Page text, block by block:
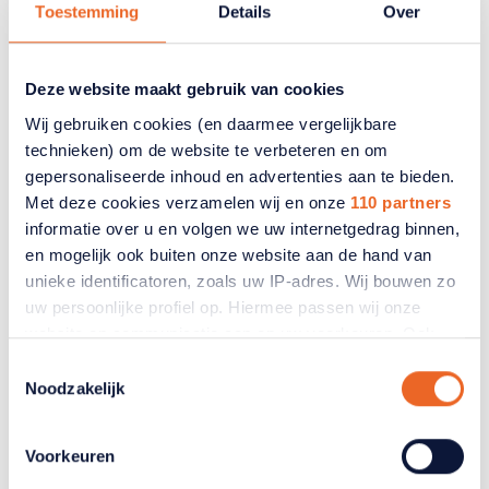
Toestemming Details Over
Deze website maakt gebruik van cookies
Wij gebruiken cookies (en daarmee vergelijkbare
technieken) om de website te verbeteren en om
gepersonaliseerde inhoud en advertenties aan te bieden.
Met deze cookies verzamelen wij en onze 110 partners
informatie over u en volgen we uw internetgedrag binnen,
en mogelijk ook buiten onze website aan de hand van
unieke identificatoren, zoals uw IP-adres. Wij bouwen zo
uw persoonlijke profiel op. Hiermee passen wij onze
website en communicatie aan op uw voorkeuren. Ook
van uw recente internetgedrag. Ook delen we mogelijk
partners voor social media, adverteren en analyse. Deze
partners kunnen deze gegevens combineren met andere
Noodzakelijk
Voorkeuren
in je spam of worden ze zelfs helemaal
niet meer bezorgd. Gelukkig kunt u dat
eenvoudig herstellen. Hieronder leest u
Outlook/Hotmail/Live, op uw iPhone,
Android of computer.
Gmail
Outlook / Hotmail / Live (Microsoft-mail)
Apple Mail (iPhone/iPad)
Andere mailprogramma's (zoals ZiggoMail,
KPNWebmail, Thunderbird, etc.)